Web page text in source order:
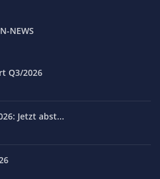
NEWS
Q3/2026
Jetzt abst...